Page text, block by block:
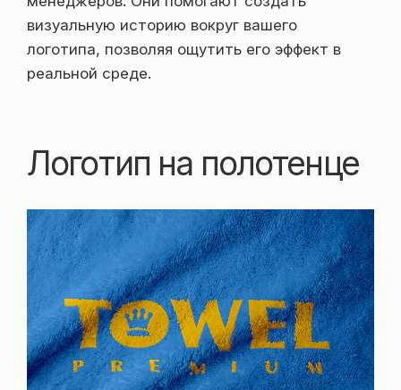
визуальную историю вокруг вашего
логотипа, позволяя ощутить его эффект в
реальной среде.
Логотип на полотенце